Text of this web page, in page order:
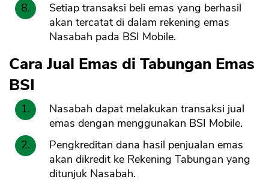
Setiap transaksi beli emas yang berhasil
akan tercatat di dalam rekening emas
Nasabah pada BSI Mobile.
Cara Jual Emas di Tabungan Emas
BSI
Nasabah dapat melakukan transaksi jual
emas dengan menggunakan BSI Mobile.
Pengkreditan dana hasil penjualan emas
akan dikredit ke Rekening Tabungan yang
ditunjuk Nasabah.